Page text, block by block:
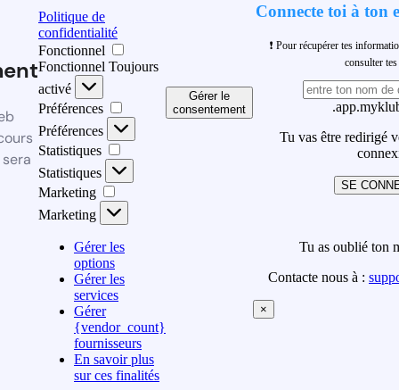
Politique de
confidentialité
Fonctionnel
Fonctionnel Toujours
activé
Préférences
Préférences
Statistiques
Statistiques
Marketing
Marketing
Gérer les
options
Gérer les
services
Gérer
{vendor_count}
fournisseurs
En savoir plus
sur ces finalités
Gérer le
consentement
Connecte toi à ton
❗ Pour récupérer tes
consulter
Tu vas être redirigé
SE
Tu as oublié ton
Contacte nous à :
×